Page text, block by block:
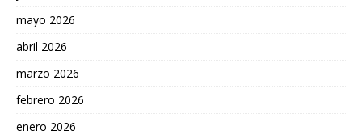
mayo 2026
abril 2026
marzo 2026
febrero 2026
enero 2026